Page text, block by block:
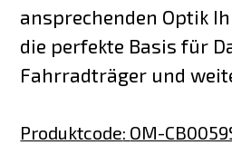
ansprechenden Optik
die perfekte Basis für
Fahrradträger und
Produktcode: OM-